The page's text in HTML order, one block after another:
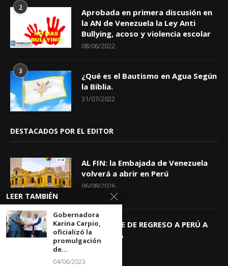
2
Aprobada en primera discusión en
la AN de Venezuela la Ley Anti
Bullying, acoso y violencia escolar
08/06/2022
3
¿Qué es el Bautismo en Agua Según
la Biblia.
31/07/2022
DESTACADOS POR EL EDITOR
AL FIN: la Embajada de Venezuela
volverá a abrir en Perú
06/08/2026
KEIKO TRAE DE REGRESO A PERÚ A
GIOVANNA
04/08/2026
LEER TAMBIÉN
Gobernadora
Karina Carpio,
oficializó la
promulgación
de...
04/06/2023